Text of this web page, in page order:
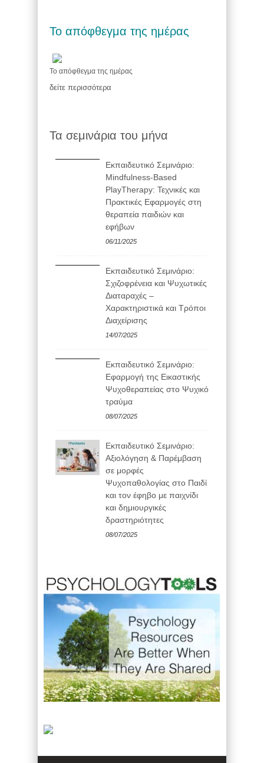
Το απόφθεγμα της ημέρας
Το απόφθεγμα της ημέρας
δείτε περισσότερα
Τα σεμινάρια του μήνα
Εκπαιδευτικό Σεμινάριο:
Mindfulness-Based
PlayTherapy: Τεχνικές και
Πρακτικές Εφαρμογές στη
θεραπεία παιδιών και
εφήβων
06/11/2025
Εκπαιδευτικό Σεμινάριο:
Σχιζοφρένεια και Ψυχωτικές
Διαταραχές –
Χαρακτηριστικά και Τρόποι
Διαχείρισης
14/07/2025
Εκπαιδευτικό Σεμινάριο:
Εφαρμογή της Εικαστικής
Ψυχοθεραπείας στο Ψυχικό
τραύμα
08/07/2025
Εκπαιδευτικό Σεμινάριο:
Αξιολόγηση & Παρέμβαση
σε μορφές
Ψυχοπαθολογίας στο Παιδί
και τον έφηβο με παιχνίδι
και δημιουργικές
δραστηριότητες
08/07/2025